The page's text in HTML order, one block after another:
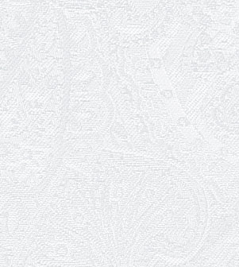
Трудовий ювілей Олени
27.03.2026
З Всесвітнім днем театру!
26.03.2026
Божевільна родина — 24 та
25.03.2026
Нам — 79!
17.03.2026
Зелене світло твого
11.03.2026
Результати конкурсу